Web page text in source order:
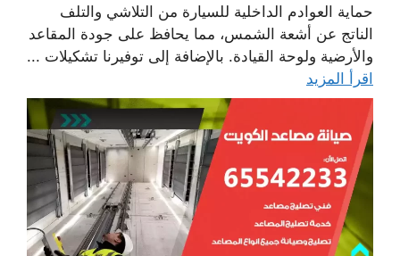
حماية العوادم الداخلية للسيارة من التلاشي والتلف
الناتج عن أشعة الشمس، مما يحافظ على جودة المقاعد
والأرضية ولوحة القيادة. بالإضافة إلى توفيرنا تشكيلات ...
اقرأ المزيد